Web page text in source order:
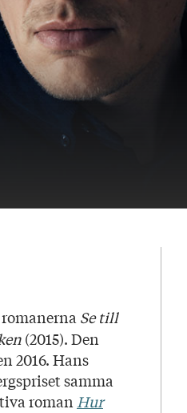
Se till
(2015). Den
2016. Hans
samma
roman Hur